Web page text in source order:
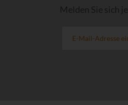
Melden Sie sich